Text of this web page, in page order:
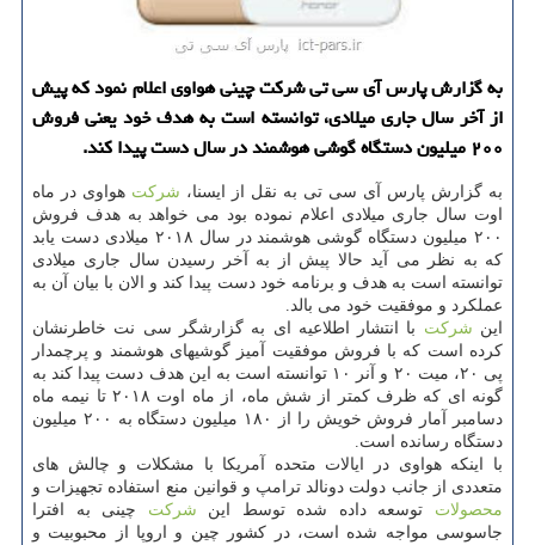
به گزارش پارس آی سی تی شركت چینی هواوی اعلام نمود كه پیش
از آخر سال جاری میلادی، توانسته است به هدف خود یعنی فروش
۲۰۰ میلیون دستگاه گوشی هوشمند در سال دست پیدا كند.
به گزارش پارس آی سی تی به نقل از ایسنا، شركت هواوی در ماه
اوت سال جاری میلادی اعلام نموده بود می خواهد به هدف فروش
۲۰۰ میلیون دستگاه گوشی هوشمند در سال ۲۰۱۸ میلادی دست یابد
كه به نظر می آید حالا پیش از به آخر رسیدن سال جاری میلادی
توانسته است به هدف و برنامه خود دست پیدا كند و الان با بیان آن به
عملكرد و موفقیت خود می بالد.
این شركت با انتشار اطلاعیه ای به گزارشگر سی نت خاطرنشان
كرده است كه با فروش موفقیت آمیز گوشیهای هوشمند و پرچمدار
پی ۲۰، میت ۲۰ و آنر ۱۰ توانسته است به این هدف دست پیدا كند به
گونه ای كه ظرف كمتر از شش ماه، از ماه اوت ۲۰۱۸ تا نیمه ماه
دسامبر آمار فروش خویش را از ۱۸۰ میلیون دستگاه به ۲۰۰ میلیون
دستگاه رسانده است.
با اینكه هواوی در ایالات متحده آمریكا با مشكلات و چالش های
متعددی از جانب دولت دونالد ترامپ و قوانین منع استفاده تجهیزات و
محصولات توسعه داده شده توسط این شركت چینی به افترا
جاسوسی مواجه شده است، در كشور چین و اروپا از محبوبیت و